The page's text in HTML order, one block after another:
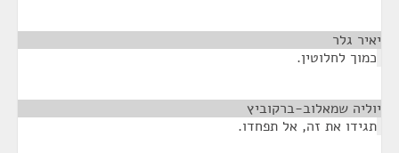
יאיר גלר
כמוך לחלוטין.
יוליה שמאלוב-ברקוביץ
תגידו את זה, אל תפחדו.